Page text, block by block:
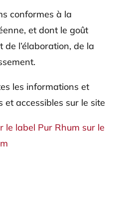
conformes à la
et dont le goût
l’élaboration, de la
les informations et
et accessibles sur le site
le label Pur Rhum sur le